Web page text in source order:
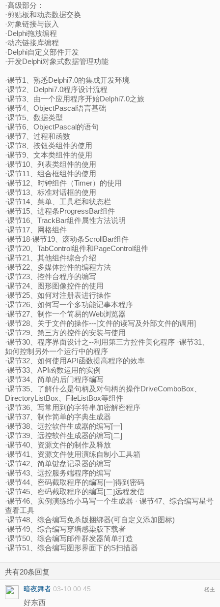
·高级部分：
·剪贴板和动态数据交换
·对象链接与嵌入
·Delphi拖放编程
·动态链接库编程
·Delphi自定义部件开发
·开发Delphi对象式数据管理功能
·课节1、熟悉Delphi7.0的集成开发环境
·课节2、Delphi7.0程序设计流程
·课节3、由一个应用程序开始Delphi7.0之旅
·课节4、ObjectPascal语言基础
·课节5、数据类型
·课节6、ObjectPascal的语句
·课节7、过程和函数
·课节8、按钮类组件的使用
·课节9、文本类组件的使用
·课节10、列表类组件的使用
·课节11、组合框组件的使用
·课节12、时钟组件（Timer）的使用
·课节13、标准对话框的使用
·课节14、菜单、工具栏和状态栏
·课节15、进程条ProgressBar组件
·课节16、TrackBar组件属性方法说明
·课节17、网格组件
·课节18·课节19、滚动条ScrollBar组件
·课节20、TabControl组件和PageControl组件
·课节21、其他组件综合介绍
·课节22、多媒体控件的编程方法
·课节23、控件台程序的编写
·课节24、图形图像控件的使用
·课节25、如何对注册表进行操作
·课节26、如何写一个多功能记事本程序
·课节27、制作一个简易的Web浏览器
·课节28、关于文件的操作---[文件的读写及外部文件的调用]
·课节29、第三方的控件的安装与使用
·课节30、程序界面设计之--利用第三方控件美化程序 ·课节31、
如何控制另外一个运行中的程序
·课节32、如何使用API函数提高程序的效率
·课节33、API函数运用的实例
·课节34、简单的后门程序编写
·课节35、了解什么是句柄及对句柄的操作DriveComboBox、
DirectoryListBox、FileListBox等组件
·课节36、写常用到的字符串加密解密程序
·课节37、制作简单的字典生成器
·课节38、远控软件生成器的编写[一]
·课节39、远控软件生成器的编写[二]
·课节40、资源文件的制作及释放
·课节41、资源文件使用演练自制小工具箱
·课节42、简单键盘记录器的编写
·课节43、远控服务端程序的编写
·课节44、密码截取程序的编写[一]得到密码
·课节45、密码截取程序的编写[二]远程发信
·课节46、实例演练给小马写一个生成器 · 课节47、综合编写星号
查看工具
·课节48、综合编写免杀版捆绑器(可自定义添加图标)
·课节49、综合编写穿墙感染版下载者
·课节50、综合编写邮件群发器简单打造
·课节51、综合编写图形界面下的S扫描器
共有20条回复
暗夜舞者 03-10 00:45 楼主
好东西